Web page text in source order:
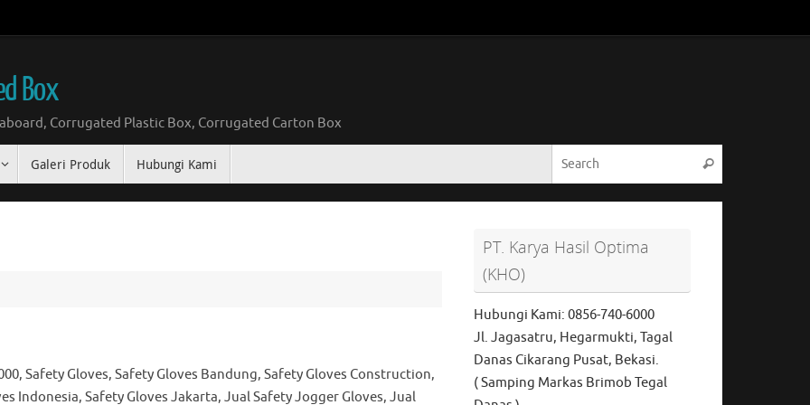
Box
Corrugated Plastic Box, Corrugated Carton Box
Galeri Produk Hubungi Kami Search
Safety Gloves, Safety Gloves Bandung, Safety Gloves Construction,
Indonesia, Safety Gloves Jakarta, Jual Safety Jogger Gloves, Jual
PT. Karya Hasil Optima
(KHO)
Hubungi Kami: 0856-740-6000
Jl. Jagasatru, Hegarmukti, Tagal
Danas Cikarang Pusat, Bekasi.
( Samping Markas Brimob Tegal